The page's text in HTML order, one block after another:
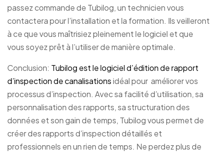
passez commande de Tubilog, un technicien vous
contactera pour l’installation et la formation. Ils veilleront
à ce que vous maîtrisiez pleinement le logiciel et que
vous soyez prêt à l’utiliser de manière optimale.
Conclusion: Tubilog est le logiciel d’édition de rapport
d’inspection de canalisationsidéal pour améliorer vos
processus d’inspection. Avec sa facilité d’utilisation, sa
personnalisation des rapports, sa structuration des
données et son gain de temps, Tubilog vous permet de
créer des rapports d’inspection détaillés et
professionnels en un rien de temps. Ne perdez plus de